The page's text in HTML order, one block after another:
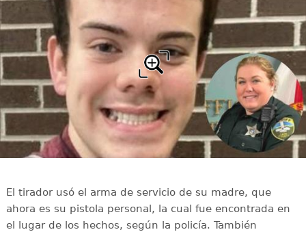
El tirador usó el arma de servicio de su madre, que
ahora es su pistola personal, la cual fue encontrada en
el lugar de los hechos, según la policía. También